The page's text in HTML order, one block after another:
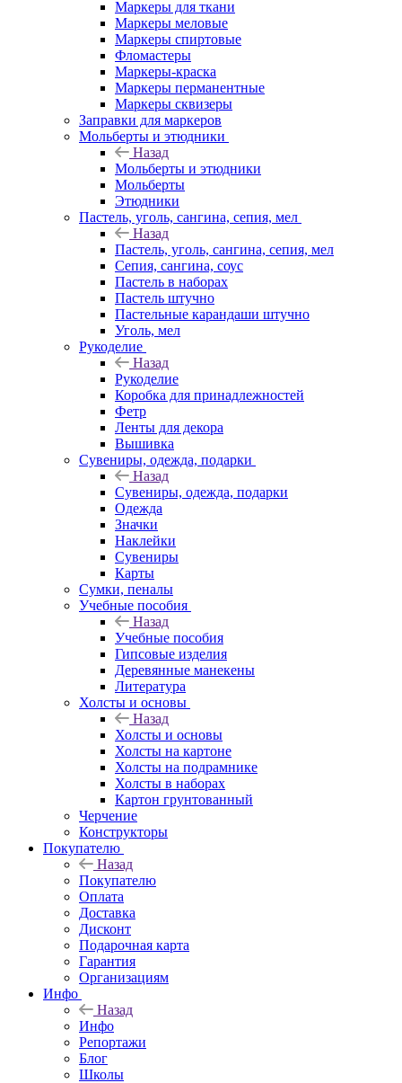
Маркеры для ткани
Маркеры меловые
Маркеры спиртовые
Фломастеры
Маркеры-краска
Маркеры перманентные
Маркеры сквизеры
Заправки для маркеров
Мольберты и этюдники
Назад
Мольберты и этюдники
Мольберты
Этюдники
Пастель, уголь, сангина, сепия, мел
Назад
Пастель, уголь, сангина, сепия, мел
Сепия, сангина, соус
Пастель в наборах
Пастель штучно
Пастельные карандаши штучно
Уголь, мел
Рукоделие
Назад
Рукоделие
Коробка для принадлежностей
Фетр
Ленты для декора
Вышивка
Сувениры, одежда, подарки
Назад
Сувениры, одежда, подарки
Одежда
Значки
Наклейки
Сувениры
Карты
Сумки, пеналы
Учебные пособия
Назад
Учебные пособия
Гипсовые изделия
Деревянные манекены
Литература
Холсты и основы
Назад
Холсты и основы
Холсты на картоне
Холсты на подрамнике
Холсты в наборах
Картон грунтованный
Черчение
Конструкторы
Покупателю
Назад
Покупателю
Оплата
Доставка
Дисконт
Подарочная карта
Гарантия
Организациям
Инфо
Назад
Инфо
Репортажи
Блог
Школы